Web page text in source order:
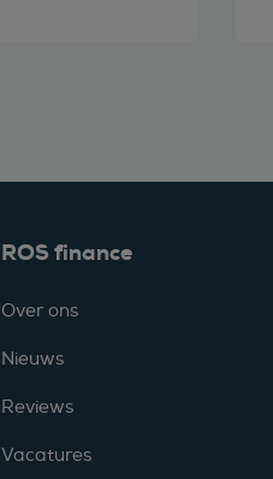
ROS finance
Over ons
Nieuws
Reviews
Vacatures